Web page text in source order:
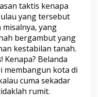
taktis kenapa
yang tersebut
yang
bergambut yang
kestabilan tanah.
! Kenapa? Belanda
membangun kota di
cuma sekadar
rumit.